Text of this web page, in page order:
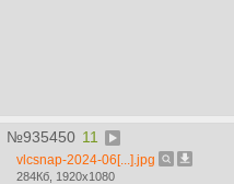
№935450 11
vlcsnap-2024-06[...].jpg
284Кб, 1920x1080